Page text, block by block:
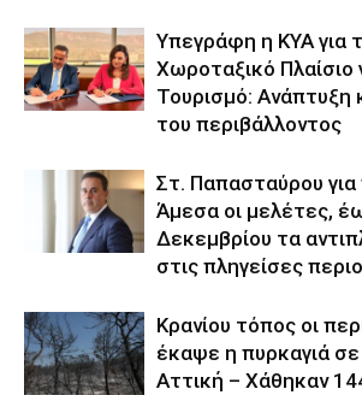
Υπεγράφη η ΚΥΑ για
Χωροταξικό Πλαίσιο
Τουρισμό: Ανάπτυξη
του περιβάλλοντος
Στ. Παπασταύρου για
Άμεσα οι μελέτες,
Δεκεμβρίου τα
στις πληγείσες
Κρανίου τόπος οι
έκαψε η πυρκαγιά σε
Αττική – Χάθηκαν